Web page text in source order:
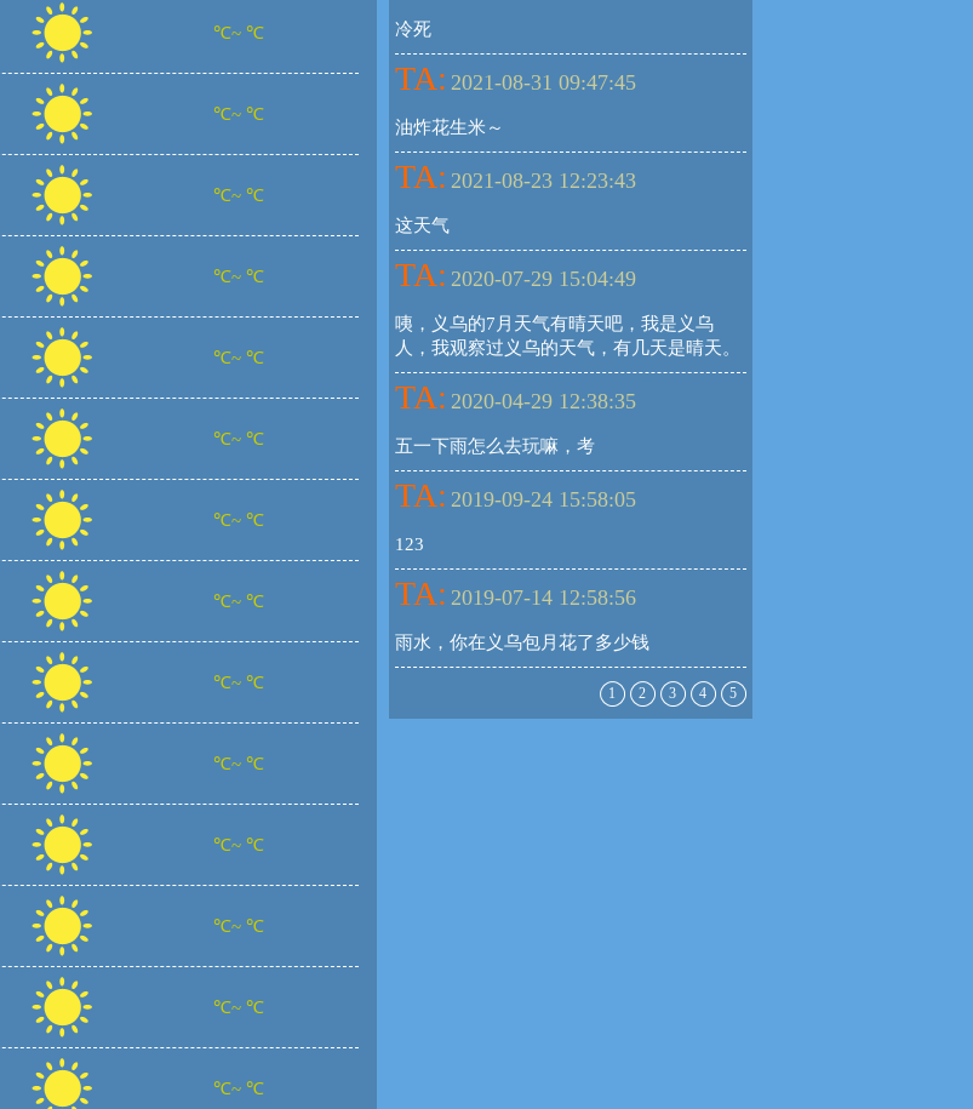
℃~ ℃
℃~ ℃
℃~ ℃
℃~ ℃
℃~ ℃
℃~ ℃
℃~ ℃
℃~ ℃
℃~ ℃
℃~ ℃
℃~ ℃
℃~ ℃
℃~ ℃
℃~ ℃
冷死
TA: 2021-08-31 09:47:45
油炸花生米～
TA: 2021-08-23 12:23:43
这天气
TA: 2020-07-29 15:04:49
咦，义乌的7月天气有晴天吧，我是义乌
人，我观察过义乌的天气，有几天是晴天。
TA: 2020-04-29 12:38:35
五一下雨怎么去玩嘛，考
TA: 2019-09-24 15:58:05
123
TA: 2019-07-14 12:58:56
雨水，你在义乌包月花了多少钱
1 2 3 4 5